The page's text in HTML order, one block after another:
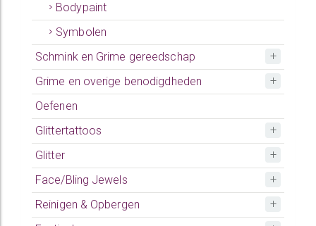
Bodypaint
Symbolen
Schmink en Grime gereedschap
Grime en overige benodigdheden
Oefenen
Glittertattoos
Glitter
Face/Bling Jewels
Reinigen & Opbergen